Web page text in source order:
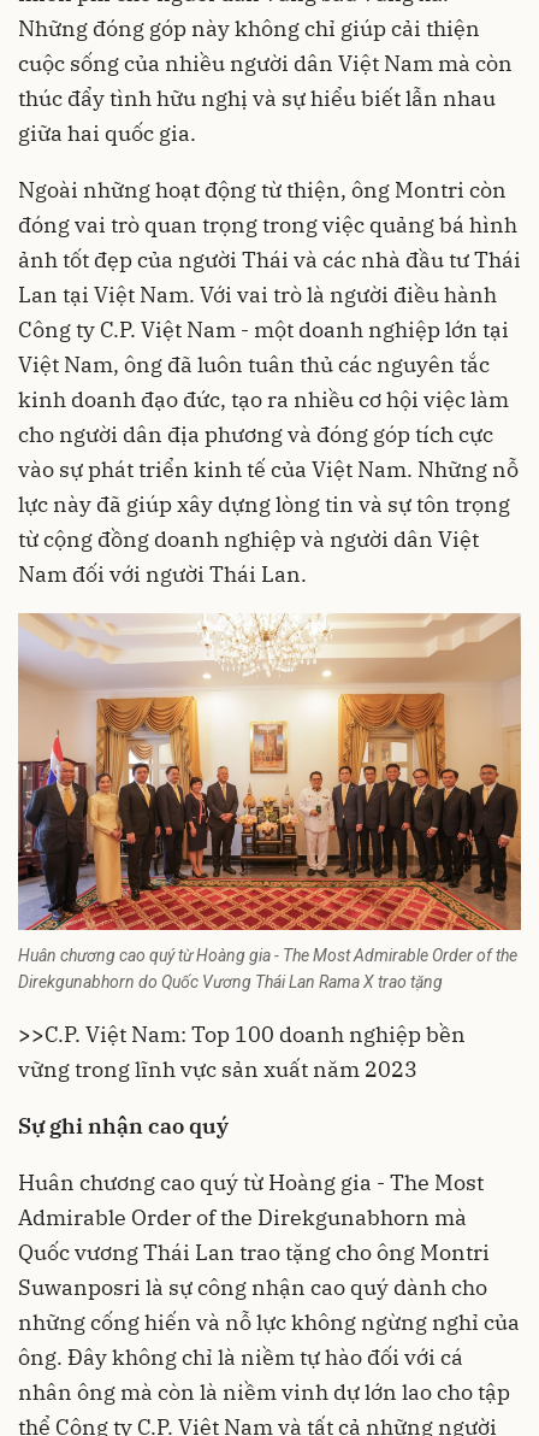
Những đóng góp này không chỉ giúp cải thiện
cuộc sống của nhiều người dân Việt Nam mà còn
thúc đẩy tình hữu nghị và sự hiểu biết lẫn nhau
giữa hai quốc gia.
Ngoài những hoạt động từ thiện, ông Montri còn
đóng vai trò quan trọng trong việc quảng bá hình
ảnh tốt đẹp của người Thái và các nhà đầu tư Thái
Lan tại Việt Nam. Với vai trò là người điều hành
Công ty C.P. Việt Nam - một doanh nghiệp lớn tại
Việt Nam, ông đã luôn tuân thủ các nguyên tắc
kinh doanh đạo đức, tạo ra nhiều cơ hội việc làm
cho người dân địa phương và đóng góp tích cực
vào sự phát triển kinh tế của Việt Nam. Những nỗ
lực này đã giúp xây dựng lòng tin và sự tôn trọng
từ cộng đồng doanh nghiệp và người dân Việt
Nam đối với người Thái Lan.
Huân chương cao quý từ Hoàng gia - The Most Admirable Order of the
Direkgunabhorn do Quốc Vương Thái Lan Rama X trao tặng
>>C.P. Việt Nam: Top 100 doanh nghiệp bền
vững trong lĩnh vực sản xuất năm 2023
Sự ghi nhận cao quý
Huân chương cao quý từ Hoàng gia - The Most
Admirable Order of the Direkgunabhorn mà
Quốc vương Thái Lan trao tặng cho ông Montri
Suwanposri là sự công nhận cao quý dành cho
những cống hiến và nỗ lực không ngừng nghỉ của
ông. Đây không chỉ là niềm tự hào đối với cá
nhân ông mà còn là niềm vinh dự lớn lao cho tập
thể Công ty C.P. Việt Nam và tất cả những người